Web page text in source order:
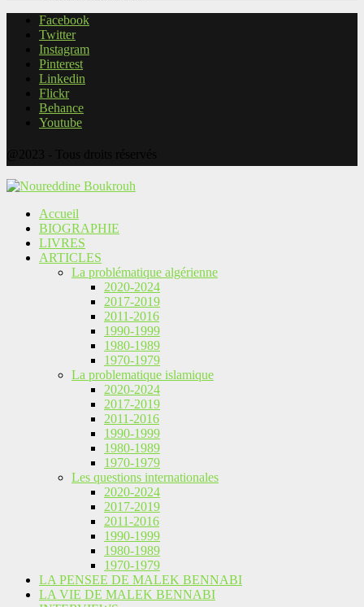
Facebook
Twitter
Instagram
Pinterest
Linkedin
Flickr
Behance
Youtube
Accueil
BIOGRAPHIE
LIVRES
ARTICLES
La problématique algérienne
2020-2024
2017-2019
2011-2016
1990-1999
1980-1989
1970-1979
La problematique islamique
2020-2024
2017-2019
2011-2016
1990-1999
1980-1989
1970-1979
Les questions internationales
2020-2024
2017-2019
2011-2016
1990-1999
1980-1989
1970-1979
LA PENSEE DE MALEK BENNABI
LA VIE DE MALEK BENNABI